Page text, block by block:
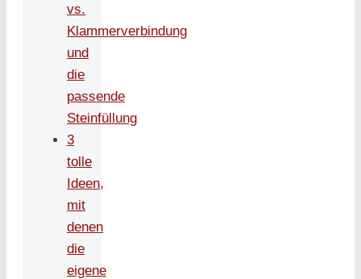
vs.
Klammerverbindung
und
die
passende
Steinfüllung
3
tolle
Ideen,
mit
denen
die
eigene